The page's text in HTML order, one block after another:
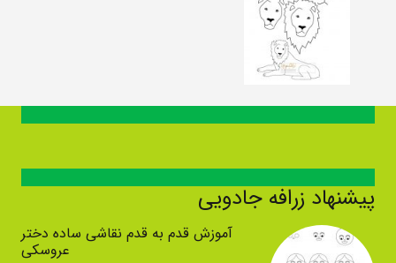
پیشنهاد زرافه جادویی
آموزش قدم به قدم نقاشی ساده دختر
عروسکی